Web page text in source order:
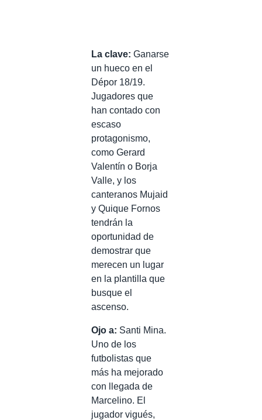
La clave: Ganarse
un hueco en el
Dépor 18/19.
Jugadores que
han contado con
escaso
protagonismo,
como Gerard
Valentín o Borja
Valle, y los
canteranos Mujaid
y Quique Fornos
tendrán la
oportunidad de
demostrar que
merecen un lugar
en la plantilla que
busque el
ascenso.
Ojo a: Santi Mina.
Uno de los
futbolistas que
más ha mejorado
con llegada de
Marcelino. El
jugador vigués,